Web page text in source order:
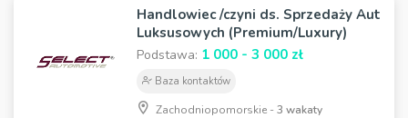
Handlowiec /czyni ds. Sprzedaży Aut
Luksusowych (Premium/Luxury)
Podstawa: 1 000 - 3 000 zł
Baza kontaktów
Zachodniopomorskie -3 wakaty